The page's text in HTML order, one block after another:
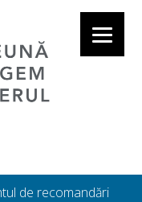
de recomandări